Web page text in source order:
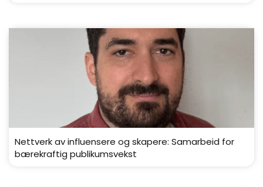
Nettverk av influensere og skapere: Samarbeid for
bærekraftig publikumsvekst